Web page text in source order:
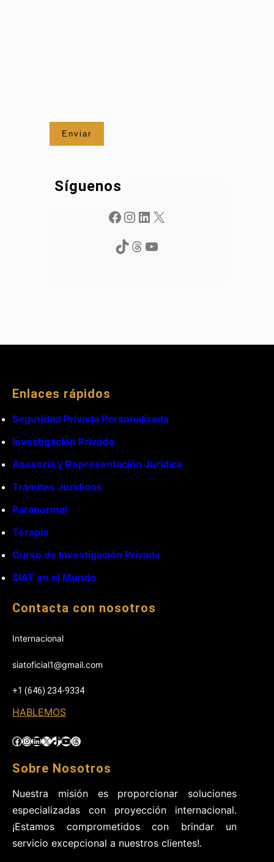
Síguenos
Facebook Instagram LinkedIn X
TikTok Threads YouTube
Enlaces rápidos
Seguridad Privada Personalizada
Investigación Privada
Asesoría y Representación Jurídica
Trámites Jurídicos
Paranormal
Terapia
Curso de Investigación Privada
SIAT en el Mundo
Contacta con nosotros
Internacional
siatoficial1@gmail.com
+1 (646) 234-9334
HABLEMOS
Facebook InstagramLinkedIn X TikTok YouTube Threads
Sobre Nosotros
Nuestra misión es proporcionar soluciones
especializadas con proyección internacional.
¡Estamos comprometidos con brindar un
servicio excepcional a nuestros clientes!.